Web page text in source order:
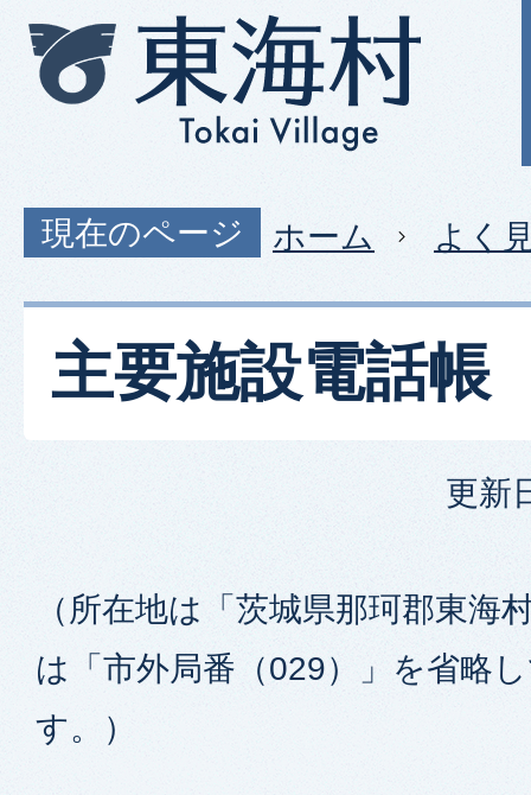
現在のページ ホーム よく
主要施設電話帳
更新
（所在地は「茨城県那珂郡東海
は「市外局番（029）」を省略
す。）